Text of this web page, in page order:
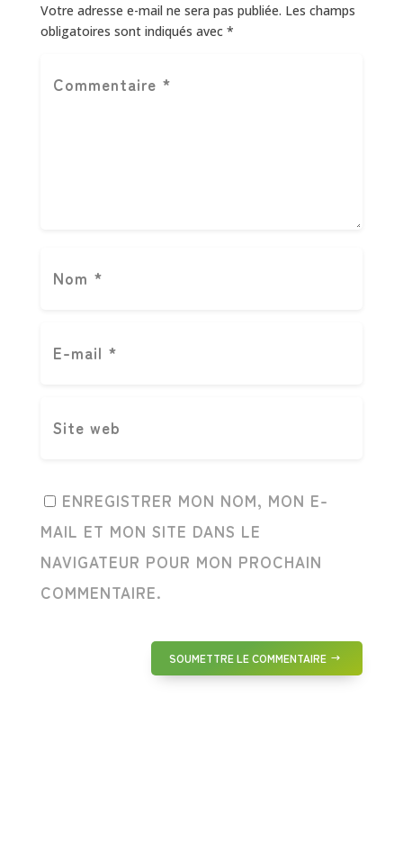
Votre adresse e-mail ne sera pas publiée. Les champs
obligatoires sont indiqués avec *
ENREGISTRER MON NOM, MON E-
MAIL ET MON SITE DANS LE
NAVIGATEUR POUR MON PROCHAIN
COMMENTAIRE.
SOUMETTRE LE COMMENTAIRE